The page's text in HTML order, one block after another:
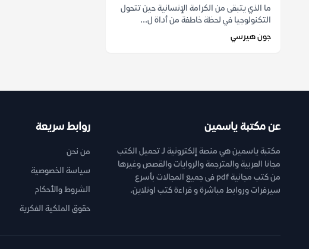
ما الذي يتبقى من الكرامة الإنسانية حين تتحول
التكنولوجيا في لحظة خاطفة من أداة ل...
جون هيرسي
عن مكتبة ياسمين
مكتبة ياسمين هي منصة إلكترونية لـ تحميل الكتب
مجانا العربية والمترجمة والروايات والقصص وغيرها
من كتب مجانية pdf فى جميع المجالات بأسرع
سيرفرات وروابط مباشرة و قراءة كتب اونلاين.
روابط سريعة
من نحن
سياسة الخصوصية
الشروط والأحكام
حقوق الملكية الفكرية